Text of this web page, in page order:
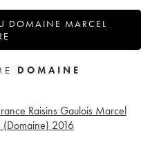
DOMAINE MARCEL
DOMAINE
Raisins Gaulois Marcel
(Domaine) 2016